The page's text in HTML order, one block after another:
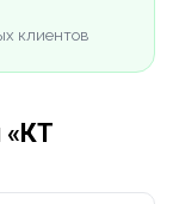
клиентов
«КТ